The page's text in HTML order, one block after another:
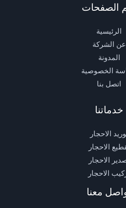
الصفحات
الرئيسية
عن الشركة
المدونة
الخصوصية
اتصل بنا
خدماتنا
الاحجار
الاحجار
الاحجار
الاحجار
معنا